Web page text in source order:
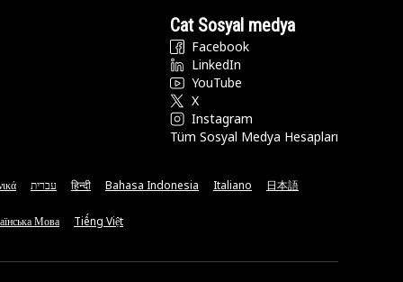
Cat Sosyal medya
Facebook
LinkedIn
YouTube
X
Instagram
Tüm Sosyal Medya Hesapları
עברית हिन्दी Bahasa Indonesia Italiano 日本語
Мова Tiếng Việt